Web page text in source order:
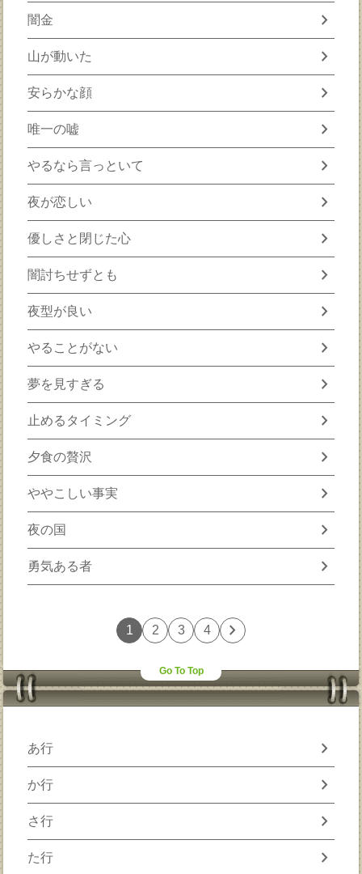
闇金 chevron_right
山が動いた chevron_right
安らかな顔 chevron_right
唯一の嘘 chevron_right
やるなら言っといて chevron_right
夜が恋しい chevron_right
優しさと閉じた心 chevron_right
闇討ちせずとも chevron_right
夜型が良い chevron_right
やることがない chevron_right
夢を見すぎる chevron_right
止めるタイミング chevron_right
夕食の贅沢 chevron_right
ややこしい事実 chevron_right
夜の国 chevron_right
勇気ある者 chevron_right
1 2 3 4 chevron_right
Go To Top
あ行 chevron_right
か行 chevron_right
さ行 chevron_right
た行 chevron_right